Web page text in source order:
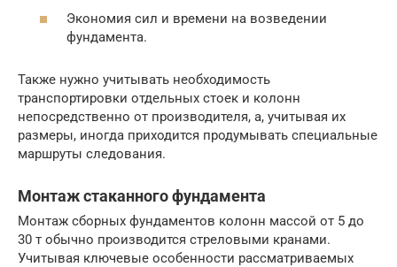
Экономия сил и времени на возведении
фундамента.
Также нужно учитывать необходимость
транспортировки отдельных стоек и колонн
непосредственно от производителя, а, учитывая их
размеры, иногда приходится продумывать специальные
маршруты следования.
Монтаж стаканного фундамента
Монтаж сборных фундаментов колонн массой от 5 до
30 т обычно производится стреловыми кранами.
Учитывая ключевые особенности рассматриваемых